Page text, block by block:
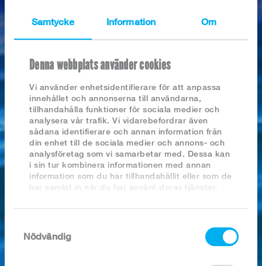
Samtycke Information Om
Denna webbplats använder cookies
Vi använder enhetsidentifierare för att anpassa
innehållet och annonserna till användarna,
tillhandahålla funktioner för sociala medier och
analysera vår trafik. Vi vidarebefordrar även
sådana identifierare och annan information från
din enhet till de sociala medier och annons- och
analysföretag som vi samarbetar med. Dessa kan
i sin tur kombinera informationen med annan
information som du har tillhandahållit eller som de
har samlat in när du har använt deras tjänster.
Nödvändig
2026
2024
2023
2021
2020
2019
2018
SÖK I ARKIVET